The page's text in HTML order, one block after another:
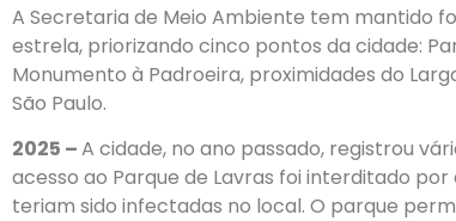
A Secretaria de Meio Ambiente tem mantido
estrela, priorizando cinco pontos da cidade:
Monumento à Padroeira, proximidades do
São Paulo.
2025 –A cidade, no ano passado, registrou
acesso ao Parque de Lavras foi interditado
teriam sido infectadas no local. O parque